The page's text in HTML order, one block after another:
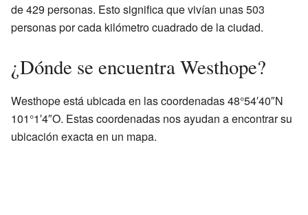
de 429 personas. Esto significa que vivían unas 503
personas por cada kilómetro cuadrado de la ciudad.
¿Dónde se encuentra Westhope?
Westhope está ubicada en las coordenadas 48°54′40″N
101°1′4″O. Estas coordenadas nos ayudan a encontrar su
ubicación exacta en un mapa.